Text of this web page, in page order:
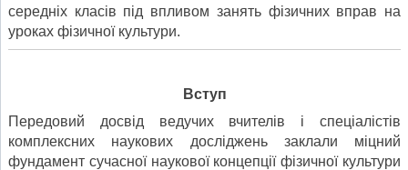
середніх класів під впливом занять фізичних вправ на
уроках фізичної культури.
Вступ
Передовий досвід ведучих вчителів і спеціалістів
комплексних наукових досліджень заклали міцний
фундамент сучасної наукової концепції фізичної культури